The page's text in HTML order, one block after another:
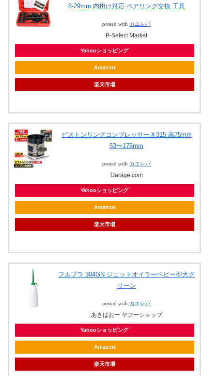
8-29mm 内掛け対応 ベアリング交換 工具
posted with カエレバ
P-Select Market
Yahooショッピング
Amazon
楽天市場
ピストンリングコンプレッサー＃315 高75mm
53〜175mm
posted with カエレバ
Garage.com
Yahooショッピング
Amazon
楽天市場
フルプラ 304GN ジェットオイラーベビー型大グ
リーン
posted with カエレバ
あきばおー ヤフーショップ
Yahooショッピング
Amazon
楽天市場